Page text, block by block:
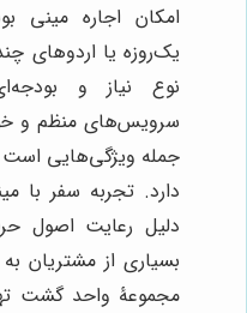
امکان اجاره مینی
یک‌روزه یا اردوهای
نوع نیاز و
سرویس‌های منظم و
جمله ویژگی‌هایی است
دارد. تجربه سفر با
دلیل رعایت اصول
بسیاری از مشتریان
مجموعۀ واحد گشت